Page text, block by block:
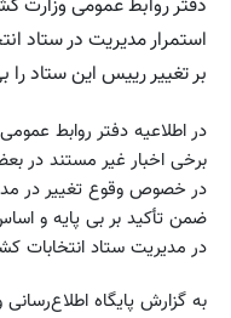
دفتر روابط عمومی وزارت
استمرار مدیریت در ستاد
بر تغییر رییس این ستاد
در اطلاعیه دفتر روابط
برخی اخبار غیر مستند در
در خصوص وقوع تغییر در
ضمن تأکید بر بی پایه و
در مدیریت ستاد انتخابات
به گزارش پایگاه